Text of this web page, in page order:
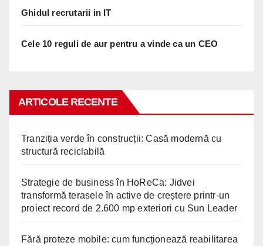
Ghidul recrutarii in IT
Cele 10 reguli de aur pentru a vinde ca un CEO
ARTICOLE RECENTE
Tranziția verde în construcții: Casă modernă cu
structură reciclabilă
Strategie de business în HoReCa: Jidvei
transformă terasele în active de creștere printr-un
proiect record de 2.600 mp exteriori cu Sun Leader
Fără proteze mobile: cum funcționează reabilitarea